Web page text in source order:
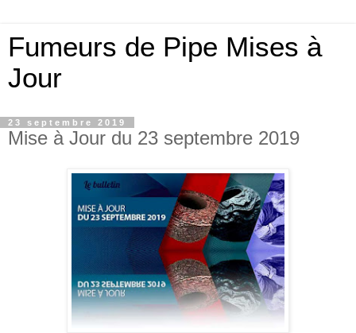
Fumeurs de Pipe Mises à
Jour
23 septembre 2019
Mise à Jour du 23 septembre 2019